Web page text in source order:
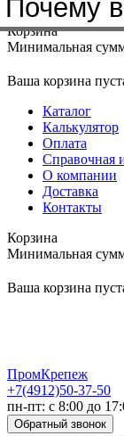
Меню+7(4912)50-
Корзина
Минимальная
Ваша корзина
Каталог
Калькулятор
Оплата
Справочная
О компании
Доставка
Контакты
Корзина
Минимальная
Ваша корзина
ПромКрепеж
+7(4912)50-37-50
пн-пт: с 8:00 до
Обратный звонок
Почему